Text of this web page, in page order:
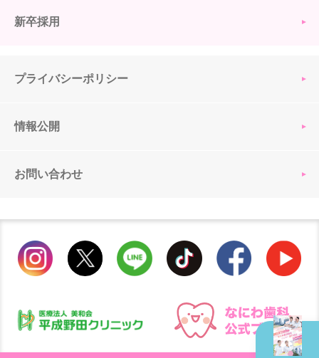
新卒採用
プライバシーポリシー
情報公開
お問い合わせ